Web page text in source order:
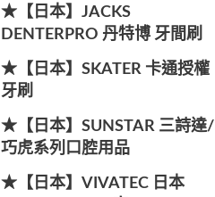
★【日本】JACKS
DENTERPRO 丹特博 牙間刷
★【日本】SKATER 卡通授權
牙刷
★【日本】SUNSTAR 三詩達/
巧虎系列口腔用品
★【日本】VIVATEC 日本